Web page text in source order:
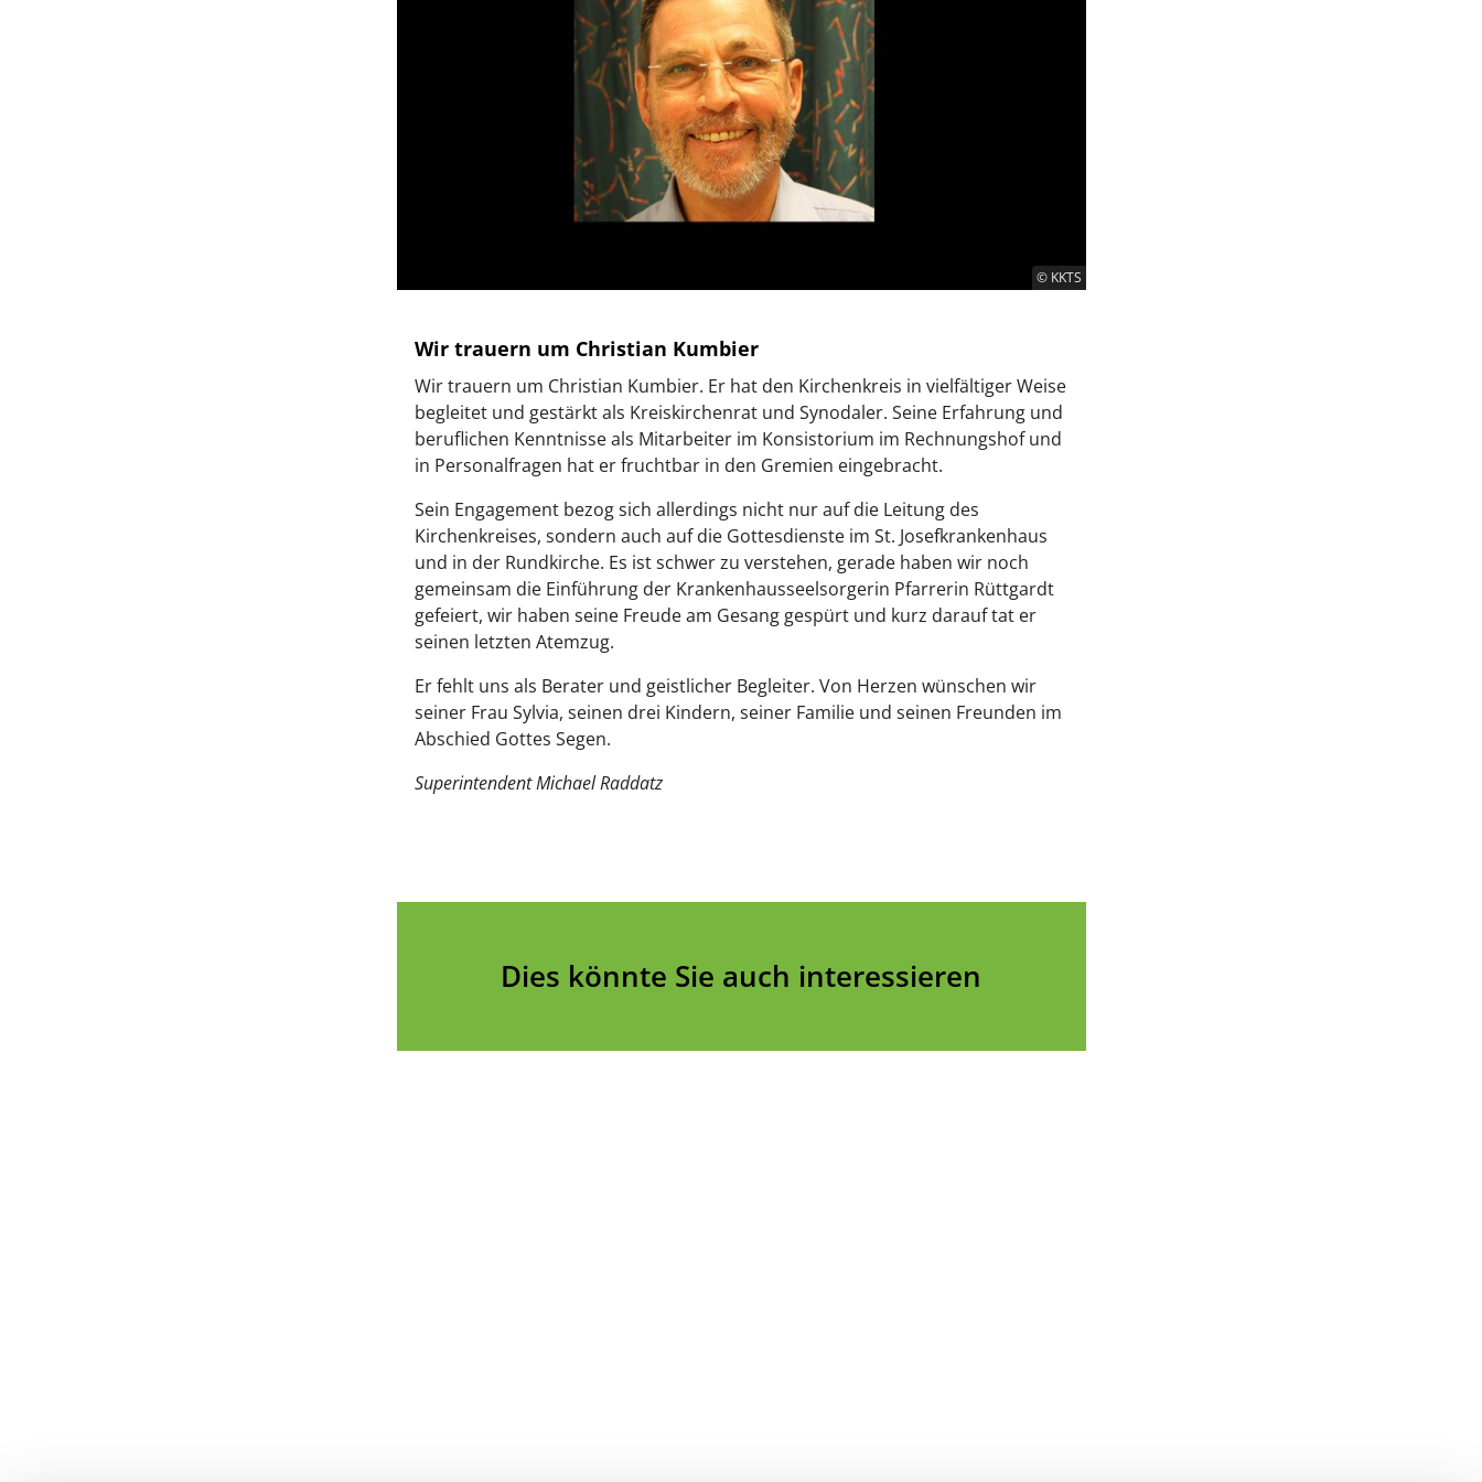
© KKTS
Wir trauern um Christian Kumbier
Wir trauern um Christian Kumbier. Er hat den Kirchenkreis in vielfältiger Weise
begleitet und gestärkt als Kreiskirchenrat und Synodaler. Seine Erfahrung und
beruflichen Kenntnisse als Mitarbeiter im Konsistorium im Rechnungshof und
in Personalfragen hat er fruchtbar in den Gremien eingebracht.
Sein Engagement bezog sich allerdings nicht nur auf die Leitung des
Kirchenkreises, sondern auch auf die Gottesdienste im St. Josefkrankenhaus
und in der Rundkirche. Es ist schwer zu verstehen, gerade haben wir noch
gemeinsam die Einführung der Krankenhausseelsorgerin Pfarrerin Rüttgardt
gefeiert, wir haben seine Freude am Gesang gespürt und kurz darauf tat er
seinen letzten Atemzug.
Er fehlt uns als Berater und geistlicher Begleiter. Von Herzen wünschen wir
seiner Frau Sylvia, seinen drei Kindern, seiner Familie und seinen Freunden im
Abschied Gottes Segen.
Superintendent Michael Raddatz
Dies könnte Sie auch interessieren